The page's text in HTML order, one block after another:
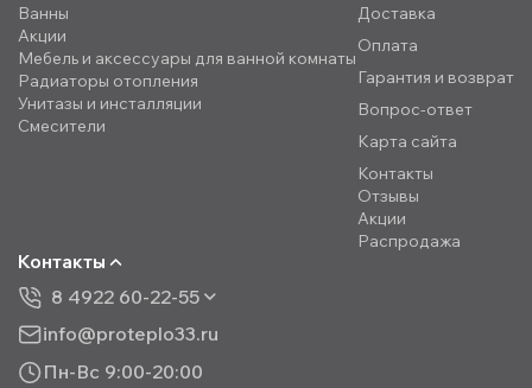
Ванны
Акции
Мебель и аксессуары для ванной комнаты
Радиаторы отопления
Унитазы и инсталляции
Смесители
Доставка
Оплата
Гарантия и возврат
Вопрос-ответ
Карта сайта
Контакты
Отзывы
Акции
Распродажа
Контакты
8 4922 60-22-55
info@proteplo33.ru
Пн-Вс 9:00-20:00